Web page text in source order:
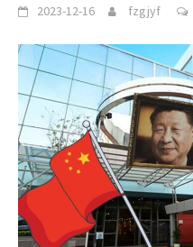
2023-12-16 fzgjyf